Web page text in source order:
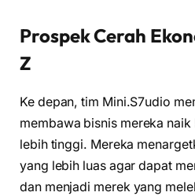
Prospek Cerah
Z
Ke depan, tim Mini.S7udio
membawa bisnis mereka
lebih tinggi. Mereka
yang lebih luas agar dapat
dan menjadi merek yang